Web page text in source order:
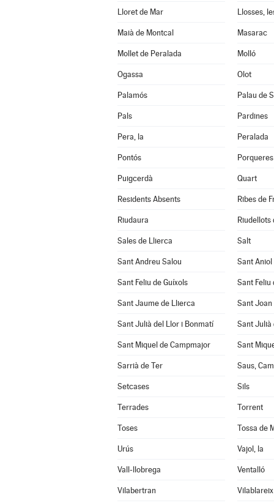
Lloret de Mar Llosses,
Maià de Montcal Masarac
Mollet de Peralada Molló
Ogassa Olot
Palamós Palau de
Pals Pardines
Pera, la Peralada
Pontós Porqueres
Puigcerdà Quart
Residents Absents Ribes de
Riudaura Riudellots
Sales de Llierca Salt
Sant Andreu Salou Sant
Sant Feliu de Guíxols Sant Feliu
Sant Jaume de Llierca Sant Joan
Sant Julià del Llor i Bonmatí Sant Julià
Sant Miquel de Campmajor Sant
Sarrià de Ter Saus,
Setcases Sils
Terrades Torrent
Toses Tossa de
Urús Vajol, la
Vall-llobrega Ventalló
Vilabertran Vilablareix